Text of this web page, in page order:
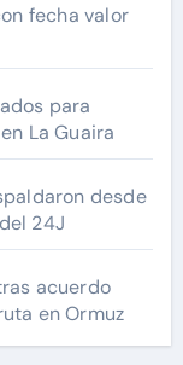
fecha valor
para
La Guaira
desde
24J
acuerdo
en Ormuz